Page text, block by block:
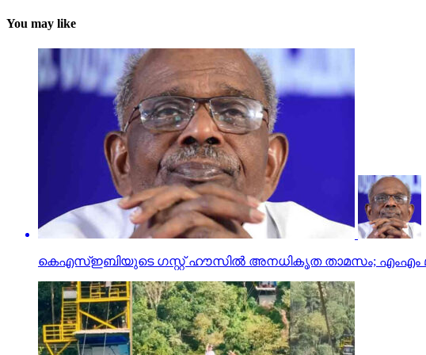
You may like
കെഎസ്ഇബിയുടെ ഗസ്റ്റ് ഹൗസില്‍ അനധികൃത താമസം; എംഎം